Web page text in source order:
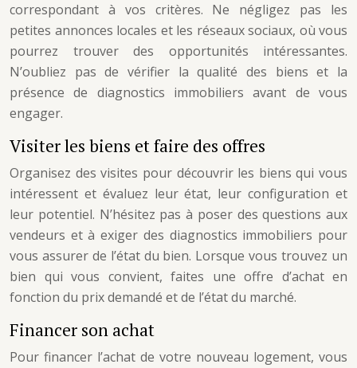
correspondant à vos critères. Ne négligez pas les
petites annonces locales et les réseaux sociaux, où vous
pourrez trouver des opportunités intéressantes.
N’oubliez pas de vérifier la qualité des biens et la
présence de diagnostics immobiliers avant de vous
engager.
Visiter les biens et faire des offres
Organisez des visites pour découvrir les biens qui vous
intéressent et évaluez leur état, leur configuration et
leur potentiel. N’hésitez pas à poser des questions aux
vendeurs et à exiger des diagnostics immobiliers pour
vous assurer de l’état du bien. Lorsque vous trouvez un
bien qui vous convient, faites une offre d’achat en
fonction du prix demandé et de l’état du marché.
Financer son achat
Pour financer l’achat de votre nouveau logement, vous